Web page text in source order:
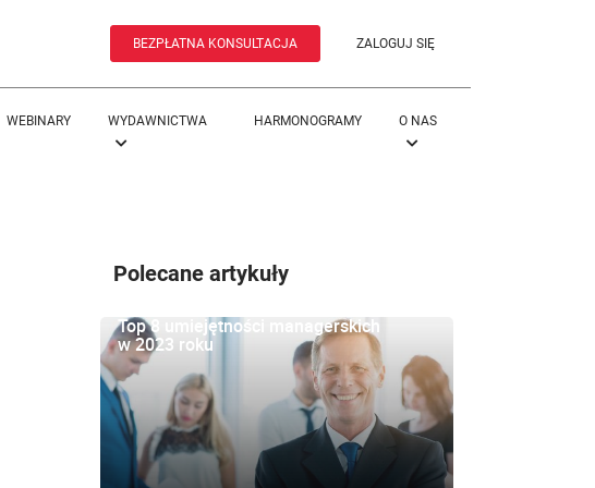
BEZPŁATNA KONSULTACJA ZALOGUJ SIĘ
WEBINARY WYDAWNICTWA HARMONOGRAMY O NAS
Polecane artykuły
Top 8 umiejętności managerskich
w 2023 roku